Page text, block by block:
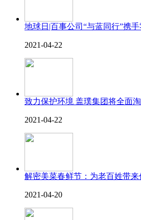
地球日|百事公司“与蓝同行”携
2021-04-22
致力保护环境 盖璞集团将全面
2021-04-22
解密美菜春鲜节：为老百姓带
2021-04-20